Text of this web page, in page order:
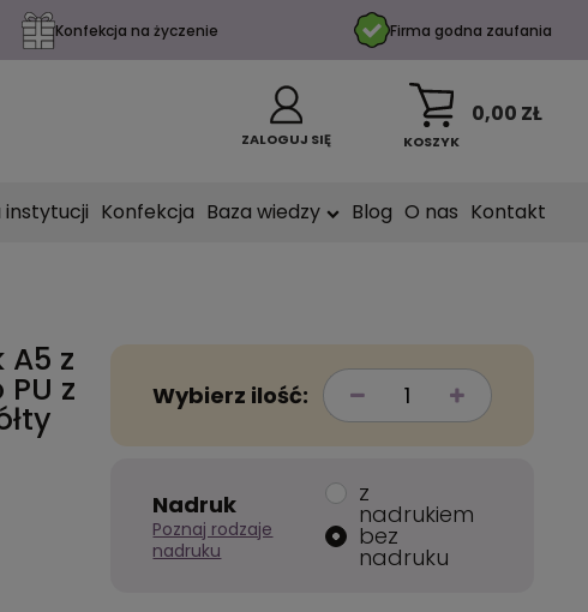
Konfekcja na życzenie Firma godna zaufania
ZALOGUJ SIĘ KOSZYK
0,00 ZŁ
instytucji Konfekcja Baza wiedzy Blog O nas Kontakt
A5 z
z Wybierz ilość:
Nadruk
Poznaj rodzaje
nadruku
z
nadrukiem
bez
nadruku